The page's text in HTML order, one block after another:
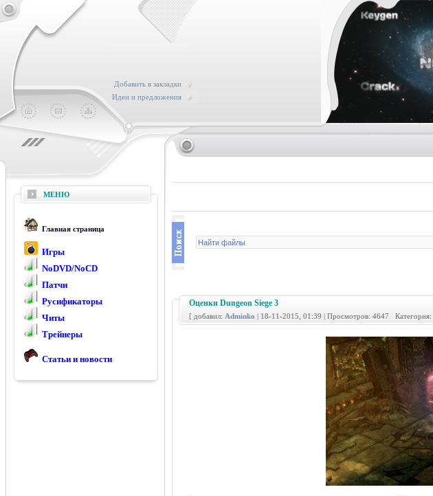
Добавить в закладки
Идеи и предложения
МЕНЮ
Главная страница
Игры
NoDVD/NoCD
Патчи
Русификаторы
Читы
Трейнеры
Статьи и новости
Оценки Dungeon Siege 3
[ добавил: Adminko | 18-11-2015, 01:39 | Просмотров: 4647 Категория: